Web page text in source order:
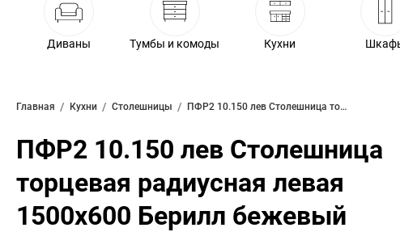
Диваны Тумбы и комоды Кухни
Главная / Кухни / Столешницы / ПФР2 10.150 лев Столешница торцевая радиусная левая 1500х600 Берилл бежевый
ПФР2 10.150 лев Столешница
торцевая радиусная левая
1500х600 Берилл бежевый